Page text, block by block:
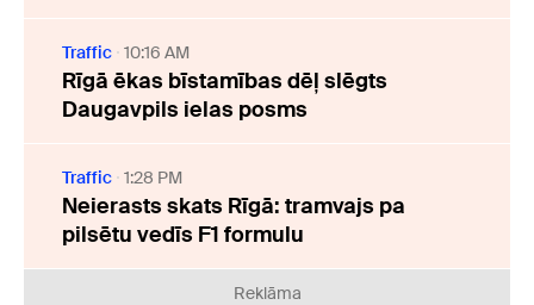
Traffic 10:16 AM
Rīgā ēkas bīstamības dēļ slēgts
Daugavpils ielas posms
Traffic 1:28 PM
Neierasts skats Rīgā: tramvajs pa
pilsētu vedīs F1 formulu
Reklāma